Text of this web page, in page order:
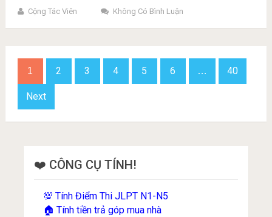
Cộng Tác Viên Không Có Bình Luận
Phân
trang
bài
viết
1 2 3 4 5 6 … 40
Next
❤️ CÔNG CỤ TÍNH!
💯Tính Điểm Thi JLPT N1-N5
🏠Tính tiền trả góp mua nhà